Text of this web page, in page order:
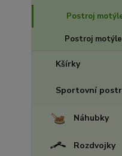
Postroj
Postroj
Kšírky
Sportovní
Náhubky
Rozdvojky